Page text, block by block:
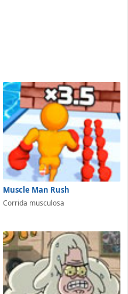
Muscle Man Rush
Corrida musculosa